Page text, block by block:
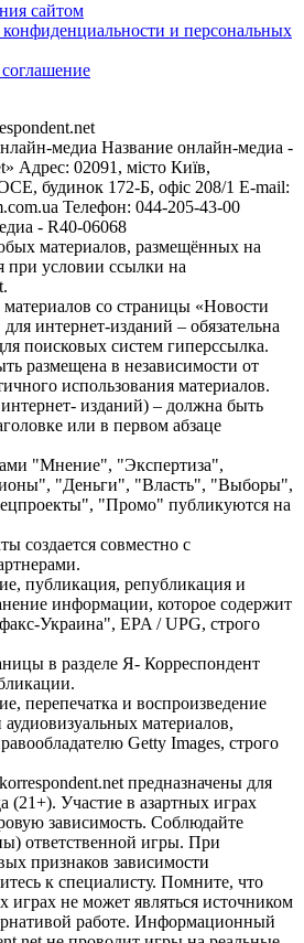
сайтом
и персональных
медиа Название онлайн-медиа -
Адрес: 02091, місто Київ,
будинок 172-Б, офіс 208/1 E-mail:
Телефон: 044-205-43-00
- R40-06068
материалов, размещённых на
при условии ссылки на
со страницы «Новости
интернет-изданий – обязательна
поисковых систем гиперссылка.
размещена в независимости от
использования материалов.
изданий) – должна быть
или в первом абзаце
"Мнение", "Экспертиза",
"Деньги", "Власть", "Выборы",
"Промо" публикуются на
создается совместно с
публикация, републикация и
информации, которое содержит
Украина", EPA / UPG, строго
в разделе Я- Корреспондент
перепечатка и воспроизведение
материалов,
Getty Images, строго
предназначены для
(21+). Участие в азартных играх
зависимость. Соблюдайте
ответственной игры. При
признаков зависимости
к специалисту. Помните, что
играх не может являться источником
работе. Информационный